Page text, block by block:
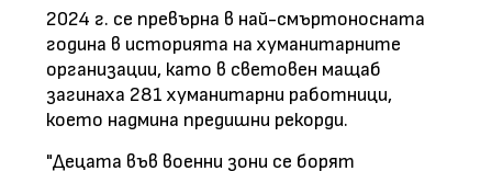
2024 г. се превърна в най-смъртоносната
година в историята на хуманитарните
организации, като в световен мащаб
загинаха 281 хуманитарни работници,
което надмина предишни рекорди.
"Децата във военни зони се борят